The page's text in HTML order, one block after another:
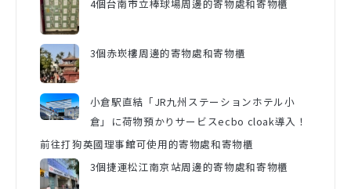
4個台南市立棒球場周邊的寄物處和寄物櫃
3個赤崁樓周邊的寄物處和寄物櫃
小倉駅直結「JR九州ステーションホテル小
倉」に荷物預かりサービスecbo cloak導入！
前往打狗英國理事館可使用的寄物處和寄物櫃
3個捷運松江南京站周邊的寄物處和寄物櫃